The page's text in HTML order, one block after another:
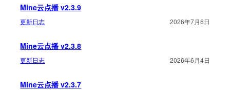
Mine云点播 v2.3.9
更新日志 2026年7月6日
Mine云点播 v2.3.8
更新日志 2026年6月4日
Mine云点播 v2.3.7